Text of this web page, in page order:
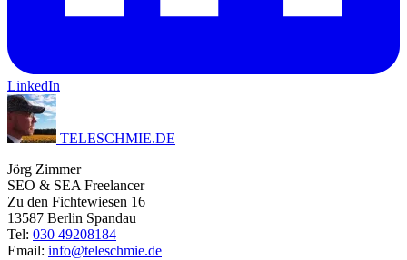
LinkedIn
TELESCHMIE.DE
Jörg Zimmer
SEO & SEA Freelancer
Zu den Fichtewiesen 16
13587 Berlin Spandau
Tel: 030 49208184
Email: info@teleschmie.de